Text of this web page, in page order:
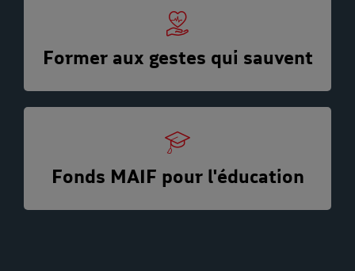
Former aux gestes qui sauvent
Fonds MAIF pour l'éducation